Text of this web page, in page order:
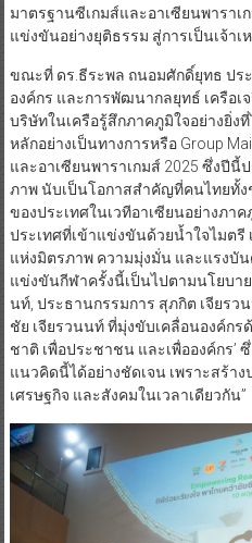
มาตรฐานซีเกมส์และอาเซียนพาราเ
แข่งขันอย่างยุติธรรม สู่การเป็นเจ้าเ
ขณะที่ ดร.ธีระพล ถนอมศักดิ์ยุทธ ป
องค์กร และการพัฒนากลยุทธ์ เครือ
บริษัทในเครือรู้สึกภาคภูมิใจอย่างยิ่
หลักอย่างเป็นทางการหรือ Group
และอาเซียนพาราเกมส์ 2025 ซึ่งปีนี้
ภาพ นับเป็นโอกาสสำคัญที่คนไทยทั้
ของประเทศในเวทีอาเซียนอย่างภา
ประเทศที่เข้าแข่งขันด้วยน้ำใจไมตรี
แห่งมิตรภาพ ความมุ่งมั่น และแรงบั
แข่งขันกีฬาครั้งนี้เป็นไปตามนโยบา
นท์, ประธานกรรมการ สุภกิต เจียร
ชัย เจียรวนนท์ ที่มุ่งขับเคลื่อนองค์กร
ชาติ เพื่อประชาชน และเพื่อองค์กร’
แนวคิดนี้ได้อย่างชัดเจน เพราะสร้า
เศรษฐกิจ และสังคมในเวลาเดียวกัน”